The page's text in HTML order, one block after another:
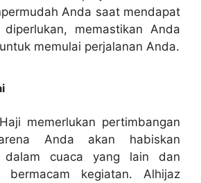
Anda saat mendapat
memastikan Anda
memulai perjalanan Anda.
memerlukan pertimbangan
Anda akan habiskan
dalam cuaca yang lain dan
kegiatan. Alhijaz